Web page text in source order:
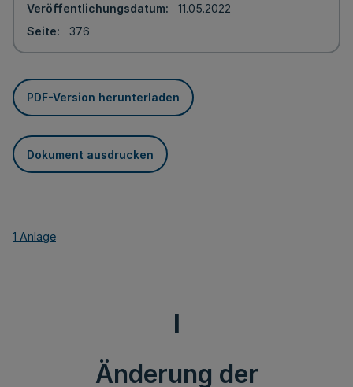
Veröffentlichungsdatum
11.05.2022
Seite
376
PDF-Version herunterladen
Dokument ausdrucken
1 Anlage
I
Änderung der